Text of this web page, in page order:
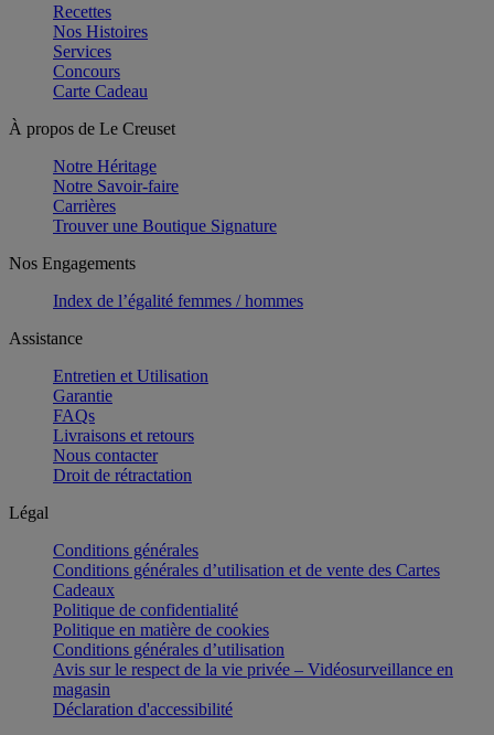
Recettes
Nos Histoires
Services
Concours
Carte Cadeau
À propos de Le Creuset
Notre Héritage
Notre Savoir-faire
Carrières
Trouver une Boutique Signature
Nos Engagements
Index de l’égalité femmes / hommes
Assistance
Entretien et Utilisation
Garantie
FAQs
Livraisons et retours
Nous contacter
Droit de rétractation
Légal
Conditions générales
Conditions générales d’utilisation et de vente des Cartes
Cadeaux
Politique de confidentialité
Politique en matière de cookies
Conditions générales d’utilisation
Avis sur le respect de la vie privée – Vidéosurveillance en
magasin
Déclaration d'accessibilité